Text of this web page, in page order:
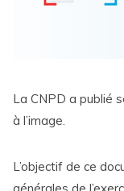
La CNPD a publié
à l’image.
L’objectif de ce